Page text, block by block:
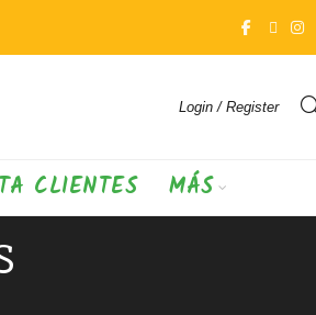
Login / Register
CLIENTES MÁS